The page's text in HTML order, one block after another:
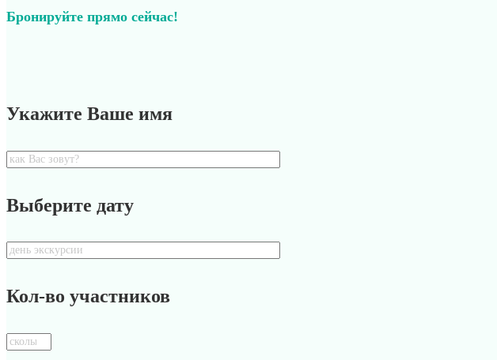
Бронируйте прямо сейчас!
Укажите Ваше имя
Выберите дату
Кол-во участников